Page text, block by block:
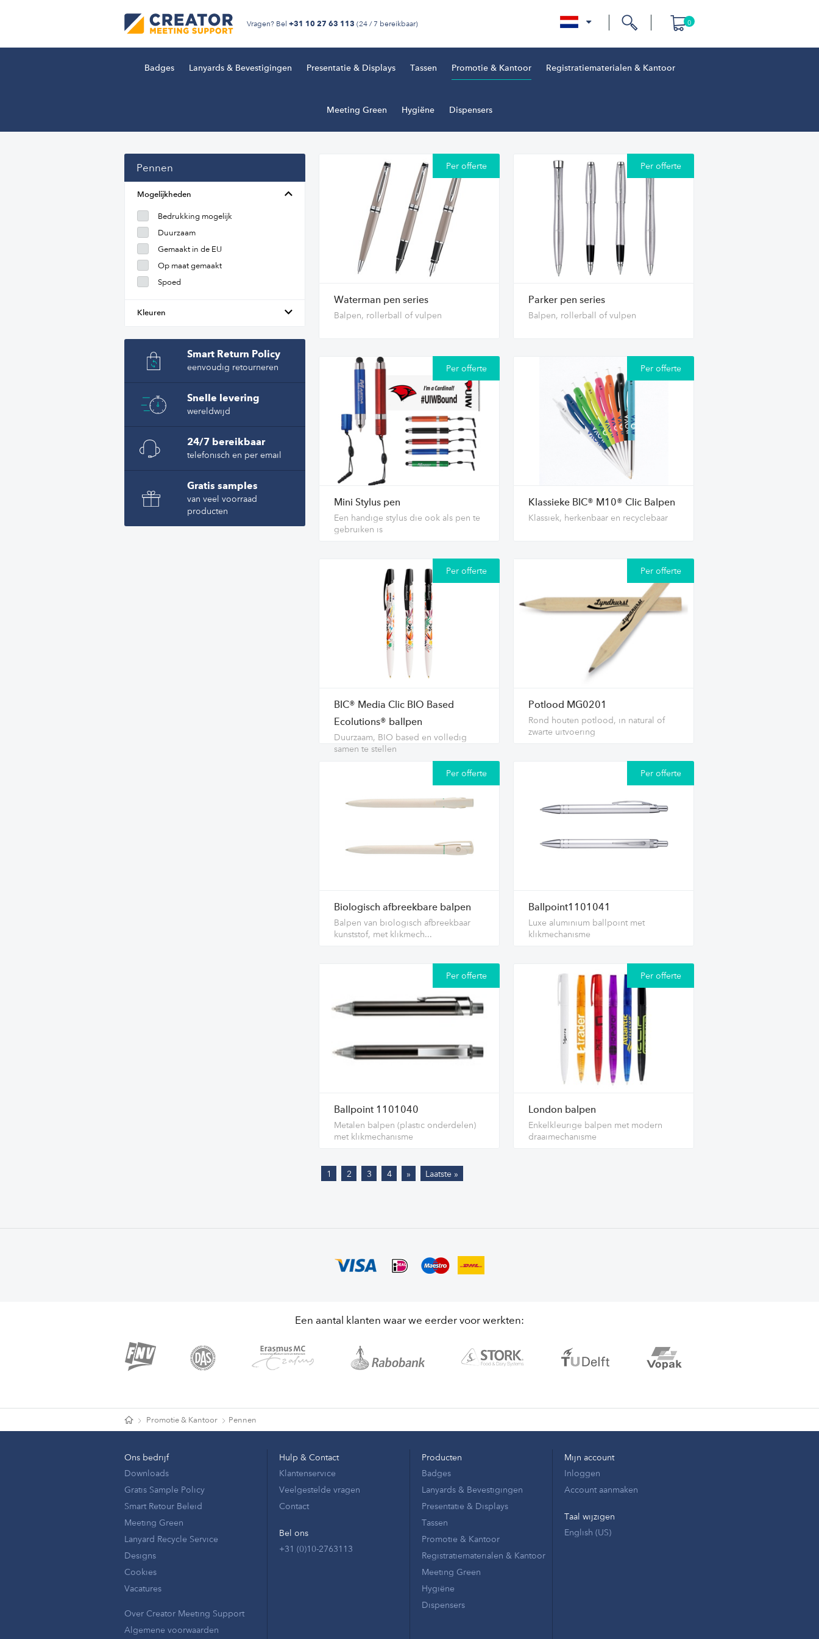
Vragen? Bel +31 10 27 63 113 (24 / 7 bereikbaar) 0
Badges Lanyards & Bevestigingen Presentatie & Displays Tassen Promotie & Kantoor Registratiematerialen & Kantoor
Meeting Green Hygiëne Dispensers
Pennen
Mogelijkheden
Bedrukking mogelijk
Duurzaam
Gemaakt in de EU
Op maat gemaakt
Spoed
Kleuren
Smart Return Policy
eenvoudig retourneren
Snelle levering
wereldwijd
24/7 bereikbaar
telefonisch en per email
Gratis samples
van veel voorraad
producten
Per offerte
Waterman pen series
Balpen, rollerball of vulpen
Per offerte
Parker pen series
Balpen, rollerball of vulpen
Per offerte
Mini Stylus pen
Een handige stylus die ook als pen te
gebruiken is
Per offerte
Klassieke BIC® M10® Clic Balpen
Klassiek, herkenbaar en recyclebaar
Per offerte
BIC® Media Clic BIO Based
Ecolutions® ballpen
Duurzaam, BIO based en volledig
samen te stellen
Per offerte
Potlood MG0201
Rond houten potlood, in natural of
zwarte uitvoering
Per offerte
Biologisch afbreekbare balpen
Balpen van biologisch afbreekbaar
kunststof, met klikmech...
Per offerte
Ballpoint1101041
Luxe aluminium ballpoint met
klikmechanisme
Per offerte
Ballpoint 1101040
Metalen balpen (plastic onderdelen)
met klikmechanisme
Per offerte
London balpen
Enkelkleurige balpen met modern
draaimechanisme
1 2 3 4 » Laatste »
Een aantal klanten waar we eerder voor werkten:
Promotie & Kantoor Pennen
Ons bedrijf
Downloads
Gratis Sample Policy
Smart Retour Beleid
Meeting Green
Lanyard Recycle Service
Designs
Cookies
Vacatures
Over Creator Meeting Support
Algemene voorwaarden
Hulp & Contact
Klantenservice
Veelgestelde vragen
Contact
Bel ons
+31 (0)10-2763113
Producten
Badges
Lanyards & Bevestigingen
Presentatie & Displays
Tassen
Promotie & Kantoor
Registratiematerialen & Kantoor
Meeting Green
Hygiëne
Dispensers
Mijn account
Inloggen
Account aanmaken
Taal wijzigen
English (US)